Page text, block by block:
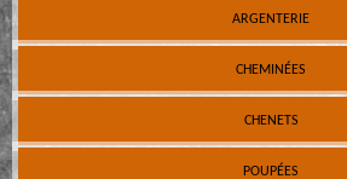
ARGENTERIE
CHEMINÉES
CHENETS
POUPÉES